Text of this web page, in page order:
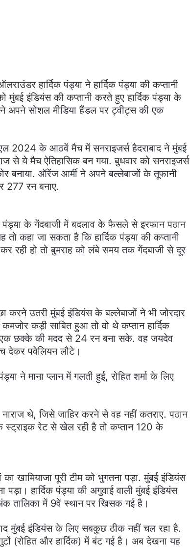
हार्दिक पंड्या ने हार्दिक पंड्या की कप्तानी
मुंबई इंडियंस की कप्तानी करते हुए हार्दिक पंड्या के
अपने सोशल मीडिया हैंडल पर ट्वीट्स की एक
2024 के आठवें मैच में सनराइजर्स हैदराबाद ने मुंबई
से ये मैच ऐतिहासिक बन गया. बुधवार को सनराइजर्स
बनाया. ऑरेंज आर्मी ने अपने बल्लेबाजों के तूफानी
277 रन बनाए.
पंड्या के गेंदबाजी में बदलाव के फैसले से इरफान पठान
कहा जा सकता है कि हार्दिक पंड्या की कप्तानी
रही हो तो बुमराह को लंबे समय तक गेंदबाजी से दूर
करने उतरी मुंबई इंडियंस के बल्लेबाजों ने भी जोरदार
कड़ी साबित हुआ तो वो थे कप्तान हार्दिक
एक छक्के की मदद से 24 रन बना सके. वह जयदेव
देकर पवेलियन लौटे।
ने माना प्लान में गलती हुई, रोहित शर्मा के लिए
नाराज थे, जिसे जाहिर करने से वह नहीं कतराए. पठान
रेट से खेल रही है तो कप्तान 120 के
खामियाजा पूरी टीम को भुगतना पड़ा. मुंबई इंडियंस
पड़ा। हार्दिक पंड्या की अगुवाई वाली मुंबई इंडियंस
तालिका में 9वें स्थान पर खिसक गई है।
मुंबई इंडियंस के लिए सबकुछ ठीक नहीं चल रहा है.
(रोहित और हार्दिक) में बंट गई है। अब देखना यह